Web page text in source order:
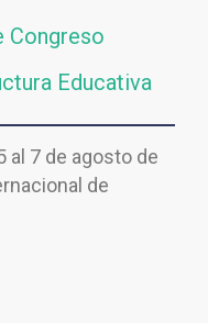
Congreso
Educativa
7 de agosto de
de